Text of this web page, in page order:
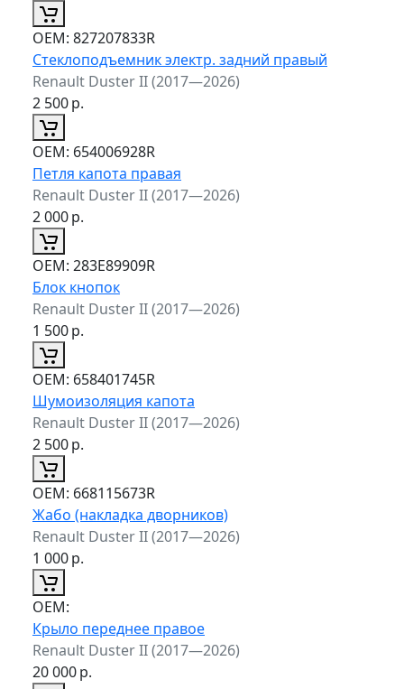
ОЕМ: 827207833R
Стеклоподъемник электр. задний правый
Renault Duster II (2017—2026)
2 500р.
ОЕМ: 654006928R
Петля капота правая
Renault Duster II (2017—2026)
2 000р.
ОЕМ: 283E89909R
Блок кнопок
Renault Duster II (2017—2026)
1 500р.
ОЕМ: 658401745R
Шумоизоляция капота
Renault Duster II (2017—2026)
2 500р.
ОЕМ: 668115673R
Жабо (накладка дворников)
Renault Duster II (2017—2026)
1 000р.
ОЕМ:
Крыло переднее правое
Renault Duster II (2017—2026)
20 000р.